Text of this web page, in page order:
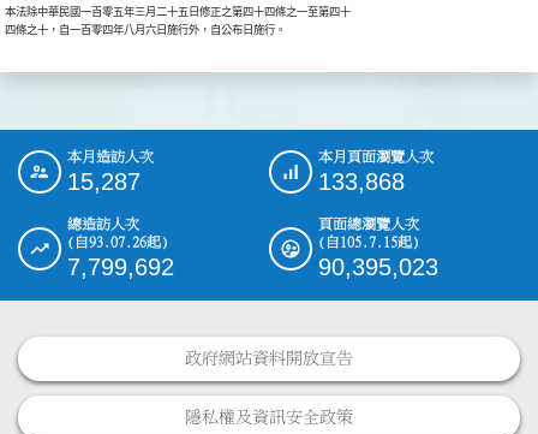
本法除中華民國一百零五年三月二十五日修正之第四十四條之一至第四十
四條之十，自一百零四年八月六日施行外，自公布日施行。
::: 本月造訪人次
15,287
本月頁面瀏覽人次
133,868
總造訪人次
(自93.07.26起)
7,799,692
頁面總瀏覽人次
(自105.7.15起)
90,395,023
政府網站資料開放宣告
隱私權及資訊安全政策